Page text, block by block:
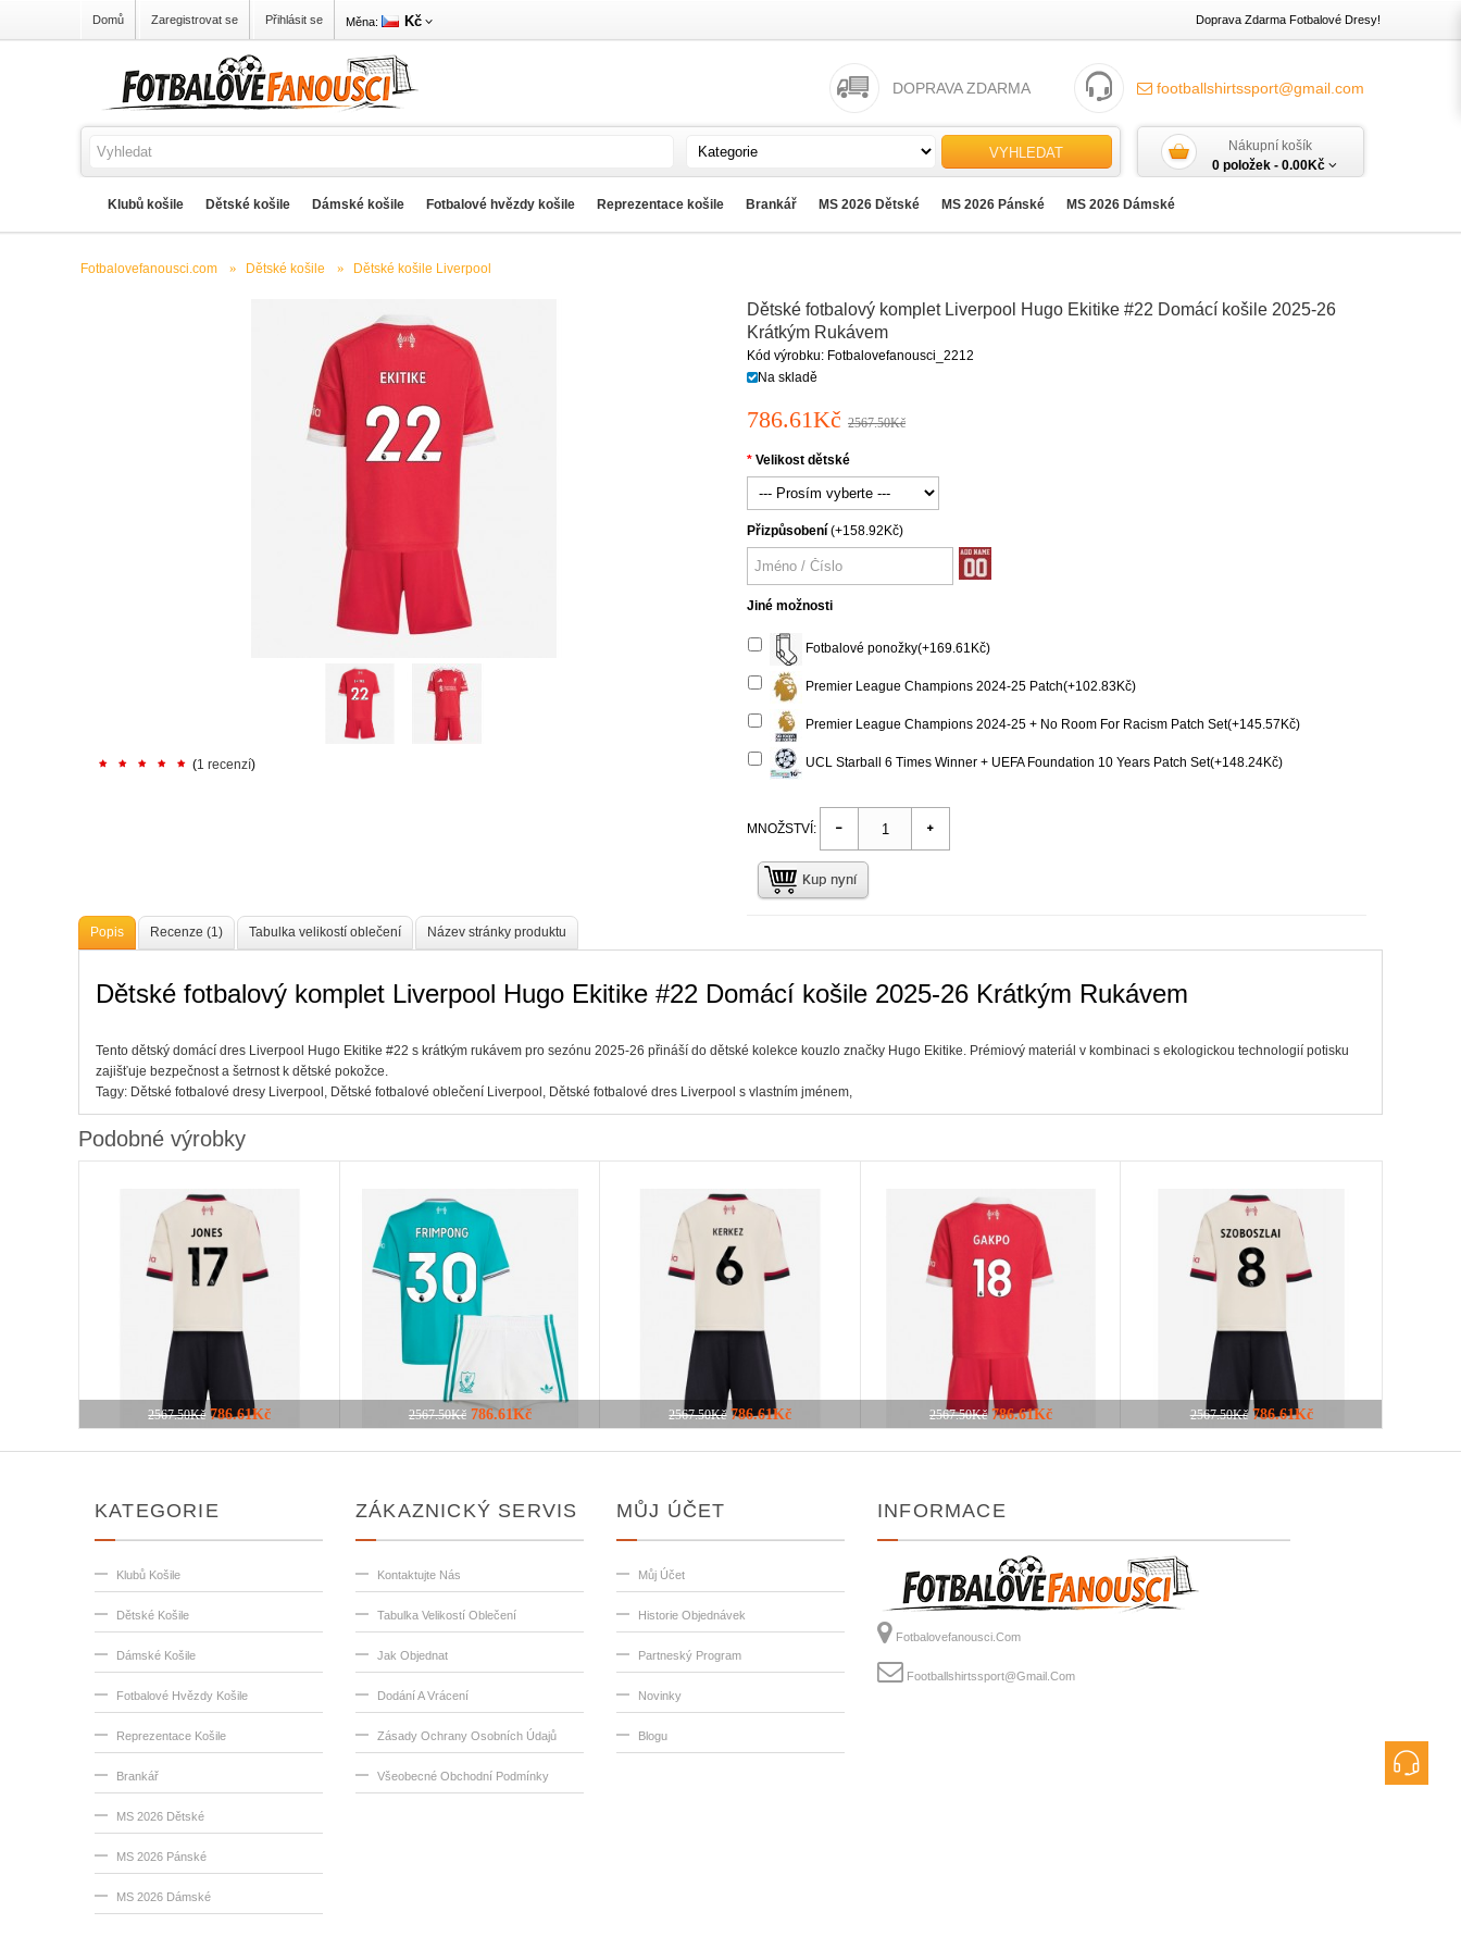
Domů Zaregistrovat se Přihlásit se Měna: Kč Doprava Zdarma Fotbalové Dresy!
footballshirtssport@gmail.com
DOPRAVA ZDARMA
VYHLEDAT
Nákupní košík
0 položek - 0.00Kč
Klubů košile Dětské košile Dámské košile Fotbalové hvězdy košile Reprezentace košile Brankář MS 2026 Dětské MS 2026 Pánské MS 2026 Dámské
Fotbalovefanousci.com Dětské košile Dětské košile Liverpool
(1 recenzí)
Dětské fotbalový komplet Liverpool Hugo Ekitike #22 Domácí košile 2025-26
Krátkým Rukávem
Kód výrobku: Fotbalovefanousci_2212
Na skladě
786.61Kč 2567.50Kč
Velikost dětské
Přizpůsobení (+158.92Kč)
Jiné možnosti
Fotbalové ponožky(+169.61Kč)
Premier League Champions 2024-25 Patch(+102.83Kč)
Premier League Champions 2024-25 + No Room For Racism Patch Set(+145.57Kč)
UCL Starball 6 Times Winner + UEFA Foundation 10 Years Patch Set(+148.24Kč)
MNOŽSTVÍ:
Kup nyní
Popis Recenze (1) Tabulka velikostí oblečení Název stránky produktu
Dětské fotbalový komplet Liverpool Hugo Ekitike #22 Domácí košile 2025-26 Krátkým Rukávem
Tento dětský domácí dres Liverpool Hugo Ekitike #22 s krátkým rukávem pro sezónu 2025-26 přináší do dětské kolekce kouzlo značky Hugo Ekitike. Prémiový materiál v kombinaci s ekologickou technologií potisku
zajišťuje bezpečnost a šetrnost k dětské pokožce.
Tagy: Dětské fotbalové dresy Liverpool , Dětské fotbalové oblečení Liverpool , Dětské fotbalové dres Liverpool s vlastním jménem,
Podobné výrobky
2567.50Kč 786.61Kč 2567.50Kč 786.61Kč 2567.50Kč 786.61Kč 2567.50Kč 786.61Kč 2567.50Kč 786.61Kč
KATEGORIE
Klubů Košile
Dětské Košile
Dámské Košile
Fotbalové Hvězdy Košile
Reprezentace Košile
Brankář
MS 2026 Dětské
MS 2026 Pánské
MS 2026 Dámské
ZÁKAZNICKÝ SERVIS
Kontaktujte Nás
Tabulka Velikostí Oblečení
Jak Objednat
Dodání A Vrácení
Zásady Ochrany Osobních Údajů
Všeobecné Obchodní Podmínky
MŮJ ÚČET
Můj Účet
Historie Objednávek
Partneský Program
Novinky
Blogu
INFORMACE
Fotbalovefanousci.com
Footballshirtssport@gmail.com